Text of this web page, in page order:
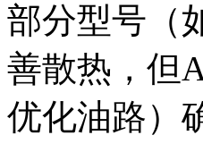
部分型号（
善散热，但
优化油路）